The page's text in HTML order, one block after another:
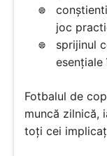
joc
sprijinul
Fotbalul de
muncă zilnică,
toți cei